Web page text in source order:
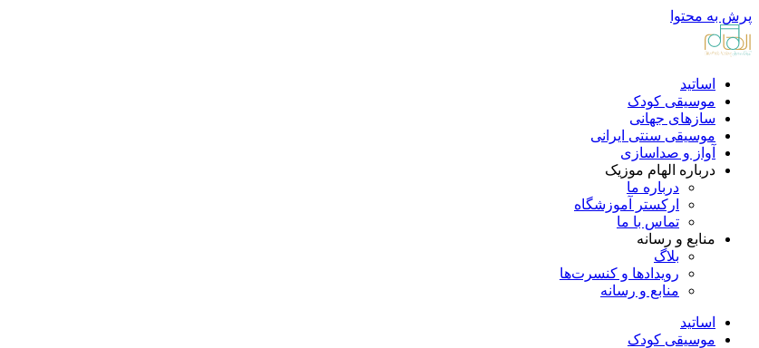
پرش به محتوا
اساتید
موسیقی کودک
سازهای جهانی
موسیقی سنتی ایرانی
آواز و صداسازی
درباره الهام موزیک
درباره ما
ارکستر آموزشگاه
تماس با ما
منابع و رسانه
بلاگ
رویدادها و کنسرت‌ها
منابع و رسانه
اساتید
موسیقی کودک